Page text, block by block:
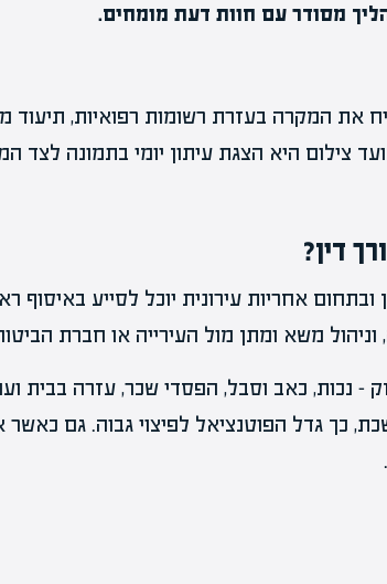
מסודר עם חוות דעת מומחים.
את המקרה בעזרת רשומות רפואיות, תיעוד
צילום היא הצגת עיתון יומי בתמונה לצד
דין?
ובתחום אחריות עירונית יוכל לסייע באיסוף
משא ומתן מול העירייה או חברת
– נכות, כאב וסבל, הפסדי שכר, עזרה בבית
כך גדל הפוטנציאל לפיצוי גבוה. גם כאשר